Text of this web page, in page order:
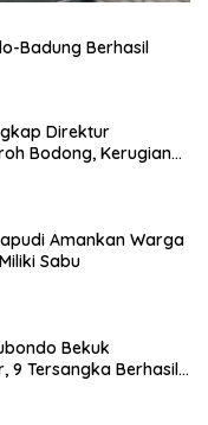
Badung Berhasil
Direktur
Bodong, Kerugian
Amankan Warga
Sabu
Bekuk
9 Tersangka Berhasil